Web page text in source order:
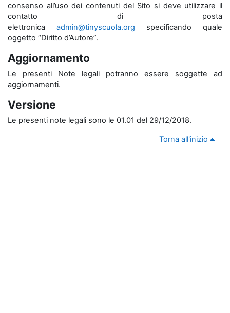
consenso all’uso dei contenuti del Sito si deve utilizzare il
contatto di posta
elettronica admin@tinyscuola.org specificando quale
oggetto “Diritto d’Autore”.
Aggiornamento
Le presenti Note legali potranno essere soggette ad
aggiornamenti.
Versione
Le presenti note legali sono le 01.01 del 29/12/2018.
Torna all'inizio